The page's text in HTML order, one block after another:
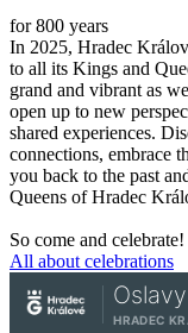
for 800 years
In 2025, Hradec
to all its Kings and
grand and vibrant as
open up to new
shared experiences.
connections, embrace
you back to the past
Queens of Hradec
So come and celebrate!
All about celebrations